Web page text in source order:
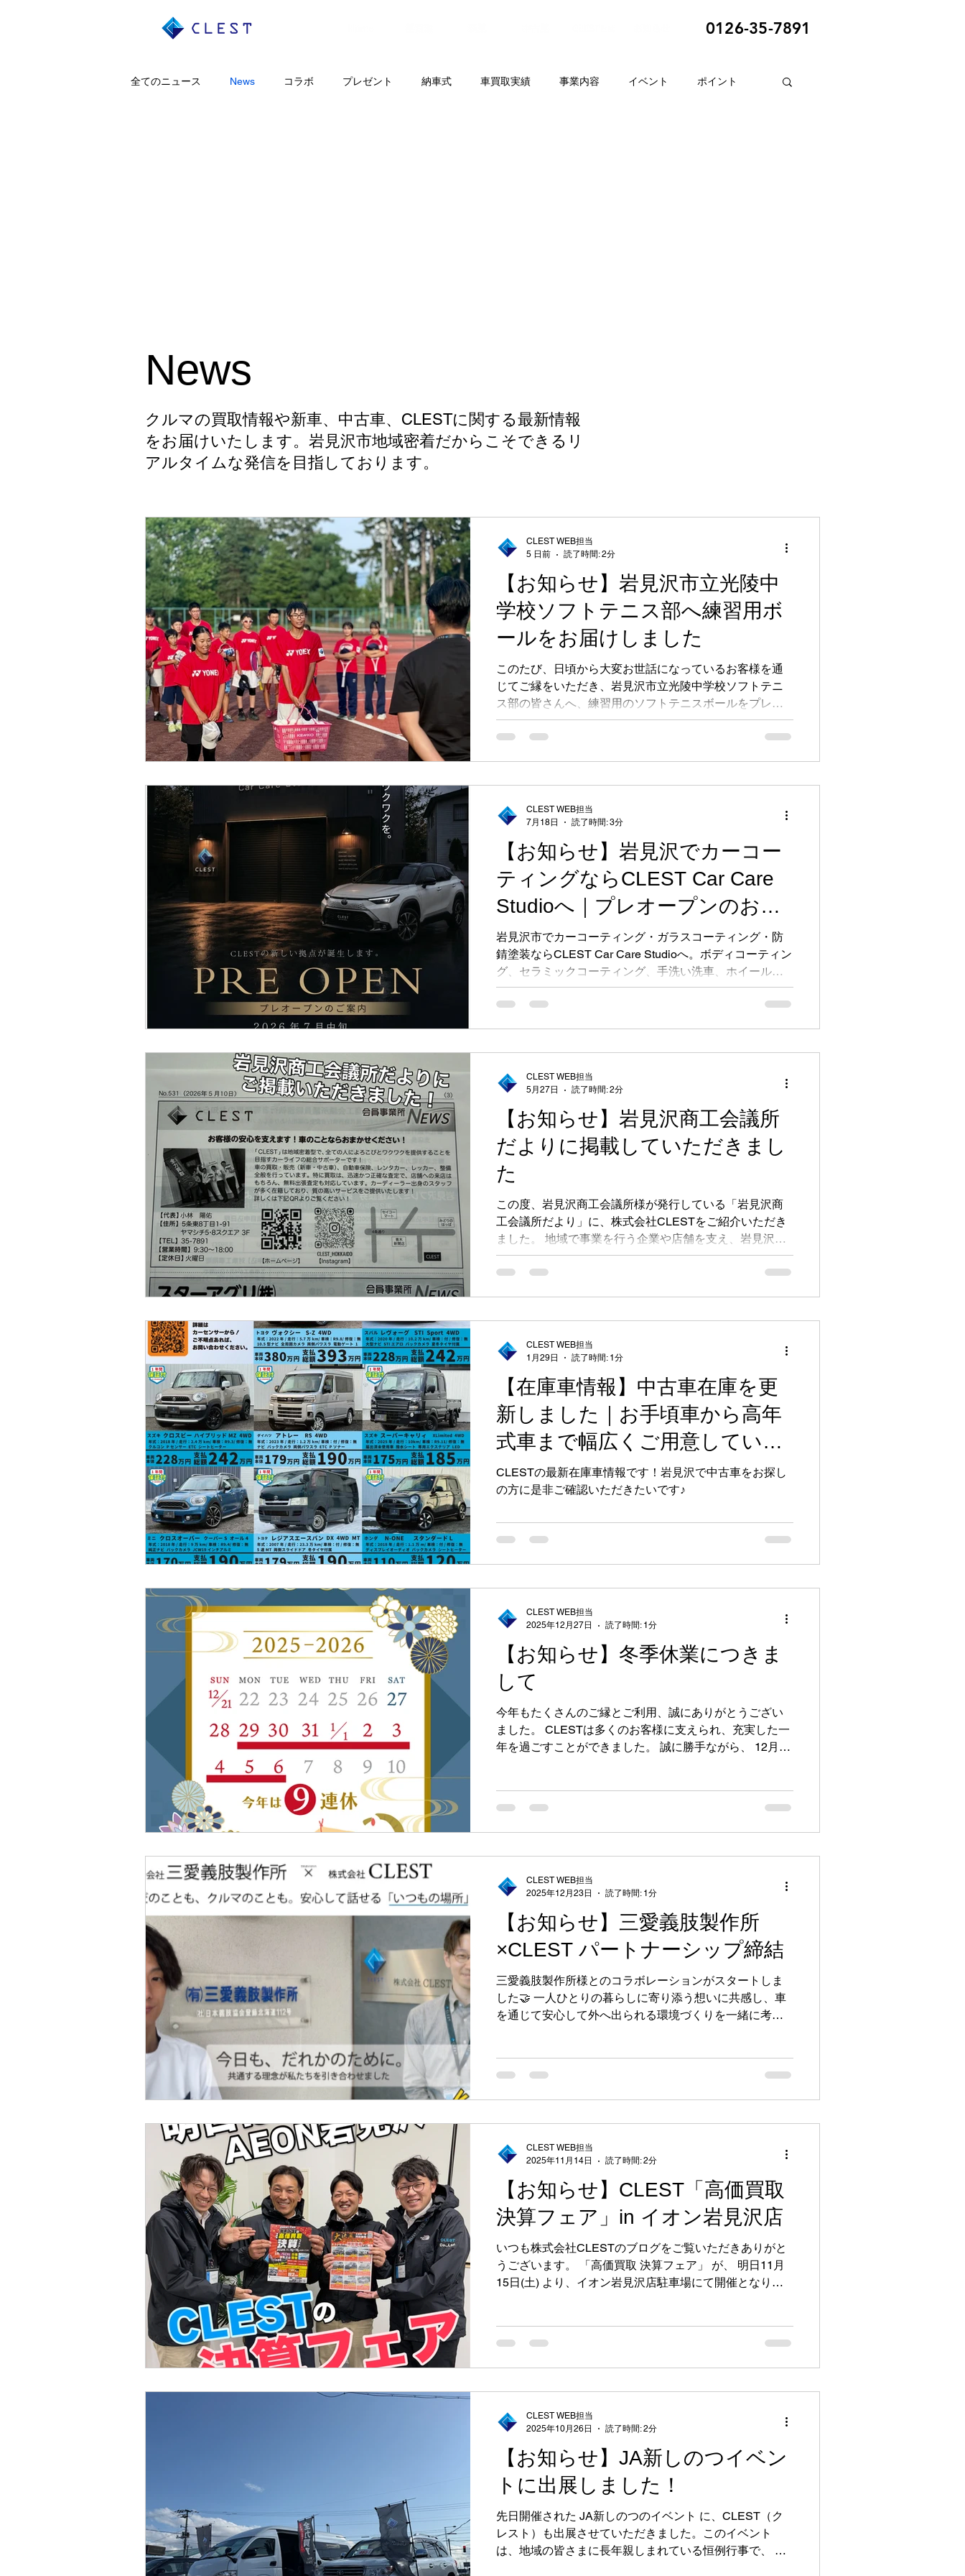
0126-35-7891
全てのニュース News コラボ プレゼント 納車式 車買取実績 事業内容 イベント ポイント
News
クルマの買取情報や新車、中古車、CLESTに関する最新情報
をお届けいたします。岩見沢市地域密着だからこそできるリ
アルタイムな発信を目指しております。
【お知らせ】岩見沢市立光陵中
学校ソフトテニス部へ練習用ボ
ールをお届けしました
このたび、日頃から大変お世話になっているお客様を通
じてご縁をいただき、岩見沢市立光陵中学校ソフトテニ
ス部の皆さんへ、練習用のソフトテニスボールをプレゼ
ントさせていただきました！
CLEST WEB担当
5 日前
読了時間: 2分
【お知らせ】岩見沢でカーコー
ティングならCLEST Car Care
Studioへ｜プレオープンのお知
らせ
岩見沢市でカーコーティング・ガラスコーティング・防
錆塗装ならCLEST Car Care Studioへ。ボディコーティン
グ、セラミックコーティング、手洗い洗車、ホイールコ
ーティングなど幅広いメニューをご用意。プレオープン
キャンペーンも実施中です。
CLEST WEB担当
7月18日
読了時間: 3分
【お知らせ】岩見沢商工会議所
だよりに掲載していただきまし
た
この度、岩見沢商工会議所様が発行している「岩見沢商
工会議所だより」に、株式会社CLESTをご紹介いただき
ました。 地域で事業を行う企業や店舗を支え、岩見沢市
の経済発展や地域活性化に取り組まれている岩見沢商工
会議所。そのような歴史ある会報誌に掲載していただけ
タカー レッカー 車検・整備 自動車保険 などの事業内容
についてご紹介いただきました。 CLESTは「CLESTと出
会う全ての人によろこびとワクワクをご提供する」を理
念に、地域密着型のカーライフサポーターとして活動し
ております。 お車の販売だけではなく、買取査定やメン
テナンス、事故や故障時の対応まで、お客様に安心して
カーライフを送っていただけるよう日々取り組んでおり
ます。 また、岩見沢市内はもちろん、近郊エリアへの無
料出張査定や、ご希望車両の全国仕入れにも対応してお
りますので、お車に関することがございましたらお気軽
にご相談ください。 この度掲載の機会をいただきました
CLEST WEB担当
5月27日
読了時間: 2分
【在庫車情報】中古車在庫を更
新しました｜お手頃車から高年
式車まで幅広くご用意していま
す
CLESTの最新在庫車情報です！岩見沢で中古車をお探し
の方に是非ご確認いただきたいです♪
CLEST WEB担当
1月29日
読了時間: 1分
【お知らせ】冬季休業につきま
して
今年もたくさんのご縁とご利用、誠にありがとうござい
ました。 CLESTは多くのお客様に支えられ、充実した一
年を過ごすことができました。 誠に勝手ながら、 12月29
「CLESTと出会うすべての人に、喜びとワクワクを！」
この想いを大切に、より良いカーライフをお届けしてま
CLEST WEB担当
2025年12月27日
読了時間: 1分
【お知らせ】三愛義肢製作所
×CLEST パートナーシップ締結
三愛義肢製作所様とのコラボレーションがスタートしま
した🤝 一人ひとりの暮らしに寄り添う想いに共感し、車
を通じて安心して外へ出られる環境づくりを一緒に考え
CLEST WEB担当
2025年12月23日
読了時間: 1分
【お知らせ】CLEST「高価買取
決算フェア」in イオン岩見沢店
いつも株式会社CLESTのブログをご覧いただきありがと
うございます。 「高価買取 決算フェア」 が、 明日11月
15日(土) より、イオン岩見沢店駐車場にて開催となりま
がれたお車まで、幅広く無料査定を実施いたします。 ■
開催概要 日程 ：2025年11月15日(土)・16日(日) 時間 ：
く納屋や車庫に眠っているお車 相続で引き継いだお車 下
取りに出そうと考えているお車 トラック・商用車・輸入
車 など どんなお車でも、まずは一度ご相談ください。当
日はプロの査定スタッフが丁寧に対応いたします。 ■決算
フェア特典 今回のイベントでは、 「最低買取2万円保
証」 （※一部条件あり）という、決算フェア限定の特別
な取り組みをご用意しております。 「動かないかも…」
「古いし価値がつかな
CLEST WEB担当
2025年11月14日
読了時間: 2分
【お知らせ】JA新しのつイベン
トに出展しました！
先日開催された JA新しのつのイベント に、CLEST（ク
レスト）も出展させていただきました。このイベント
は、地域の皆さまに長年親しまれている恒例行事で、 農
CLEST WEB担当
2025年10月26日
読了時間: 2分